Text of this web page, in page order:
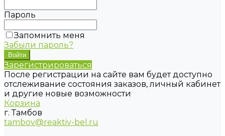
Пароль
Запомнить меня
Забыли пароль?
Зарегистрироваться
После регистрации на сайте вам будет доступно
отслеживание состояния заказов, личный кабинет
и другие новые возможности
Корзина
г. Тамбов
tambov@reaktiv-bel.ru